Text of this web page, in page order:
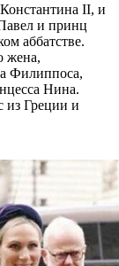
II, и
и принц
аббатстве.
жена,
Филиппоса,
Нина.
Греции и